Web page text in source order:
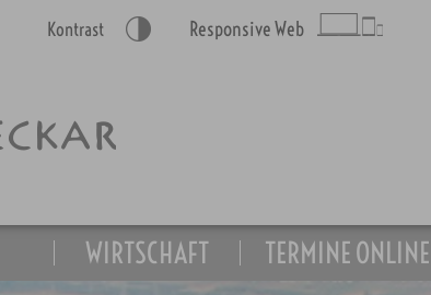
Kontrast Responsive Web
WIRTSCHAFT TERMINE ONLINE